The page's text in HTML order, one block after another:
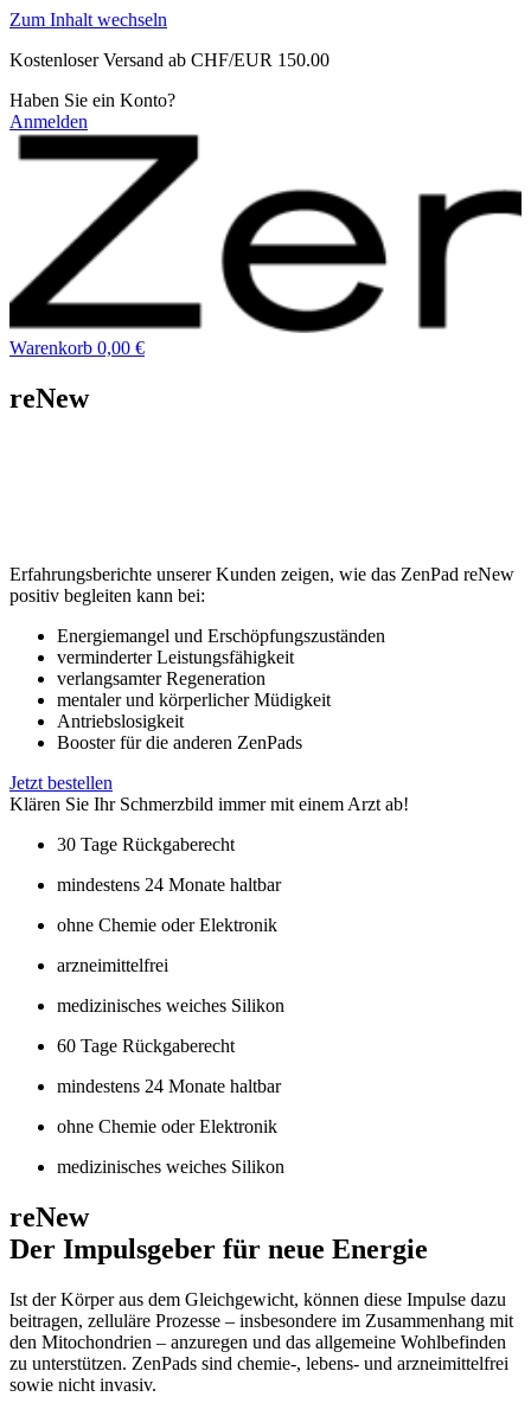
Zum Inhalt wechseln
Kostenloser Versand ab CHF/EUR 150.00
Haben Sie ein Konto?
Anmelden
Warenkorb 0,00 €
reNew
Erfahrungsberichte unserer Kunden zeigen, wie das ZenPad reNew
positiv begleiten kann bei:
Energiemangel und Erschöpfungszuständen
verminderter Leistungsfähigkeit
verlangsamter Regeneration
mentaler und körperlicher Müdigkeit
Antriebslosigkeit
Booster für die anderen ZenPads
Jetzt bestellen
Klären Sie Ihr Schmerzbild immer mit einem Arzt ab!
30 Tage Rückgaberecht
mindestens 24 Monate haltbar​
ohne Chemie oder Elektronik
arzneimittelfrei
medizinisches weiches Silikon​
60 Tage Rückgaberecht
mindestens 24 Monate haltbar​
ohne Chemie oder Elektronik
medizinisches weiches Silikon​
reNew
Der Impulsgeber für neue Energie
Ist der Körper aus dem Gleichgewicht, können diese Impulse dazu
beitragen, zelluläre Prozesse – insbesondere im Zusammenhang mit
den Mitochondrien – anzuregen und das allgemeine Wohlbefinden
zu unterstützen. ZenPads sind chemie-, lebens- und arzneimittelfrei
sowie nicht invasiv.